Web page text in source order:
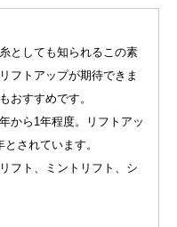
としても知られるこの素
フトアップが期待できま
おすすめです。
から1年程度。リフトアッ
されています。
フト、ミントリフト、シ